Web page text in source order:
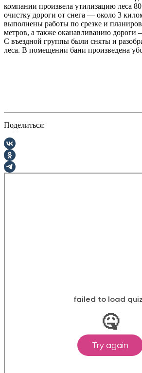
компании произвела утилизацию леса
очистку дороги от снега — около 3
выполнены работы по срезке и
метров, а также оканавливанию дороги
С въездной группы были сняты и
леса. В помещении бани произведена
Поделиться: